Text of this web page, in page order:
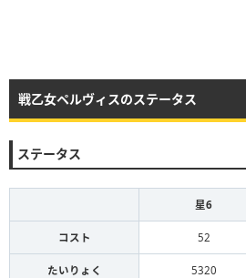
戦乙女ペルヴィスのステータス
ステータス
星6
コスト 52
たいりょく 5320